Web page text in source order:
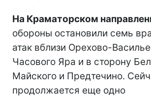
На Краматорском
обороны остановили семь
атак вблизи Орехово-
Часового Яра и в сторону
Майского и Предтечино.
продолжается еще одно